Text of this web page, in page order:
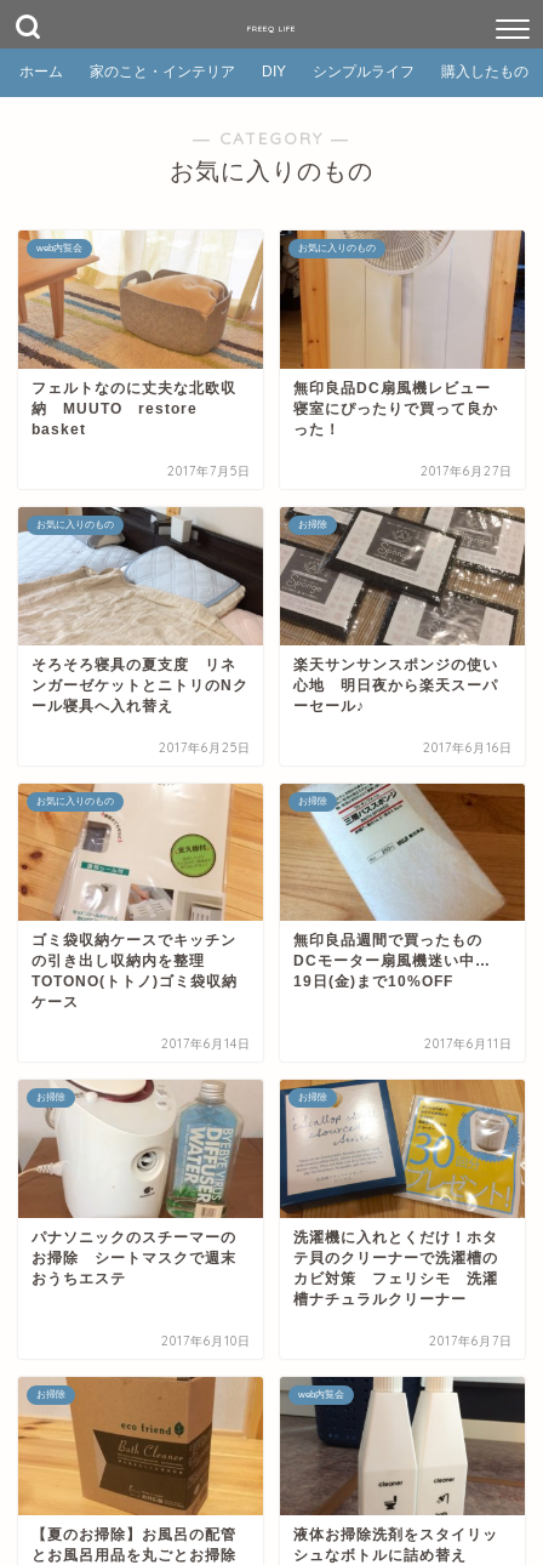
FREEQ LIFE
ホーム 家のこと・インテリア DIY シンプルライフ 購入したもの
― CATEGORY ―
お気に入りのもの
web内覧会
フェルトなのに丈夫な北欧収
納 MUUTO restore
basket
2017年7月5日
お気に入りのもの
無印良品DC扇風機レビュー
寝室にぴったりで買って良か
った！
2017年6月27日
お気に入りのもの
そろそろ寝具の夏支度 リネ
ンガーゼケットとニトリのNク
ール寝具へ入れ替え
2017年6月25日
お掃除
楽天サンサンスポンジの使い
心地 明日夜から楽天スーパ
ーセール♪
2017年6月16日
お気に入りのもの
ゴミ袋収納ケースでキッチン
の引き出し収納内を整理
TOTONO(トトノ)ゴミ袋収納
ケース
2017年6月14日
お掃除
無印良品週間で買ったもの
DCモーター扇風機迷い中…
19日(金)まで10%OFF
2017年6月11日
お掃除
パナソニックのスチーマーの
お掃除 シートマスクで週末
おうちエステ
2017年6月10日
お掃除
洗濯機に入れとくだけ！ホタ
テ貝のクリーナーで洗濯槽の
カビ対策 フェリシモ 洗濯
槽ナチュラルクリーナー
2017年6月7日
お掃除
【夏のお掃除】お風呂の配管
とお風呂用品を丸ごとお掃除
web内覧会
液体お掃除洗剤をスタイリッ
シュなボトルに詰め替え